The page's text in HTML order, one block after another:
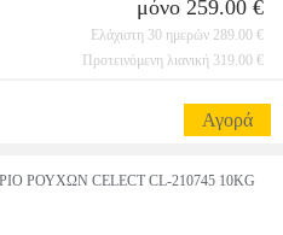
μόνο 259.00 €
Ελάχιστη 30 ημερών 289.00 €
Προτεινόμενη λιανική 319.00 €
Αγορά
ΡΟΥΧΩΝ CELECT CL-210745 10KG